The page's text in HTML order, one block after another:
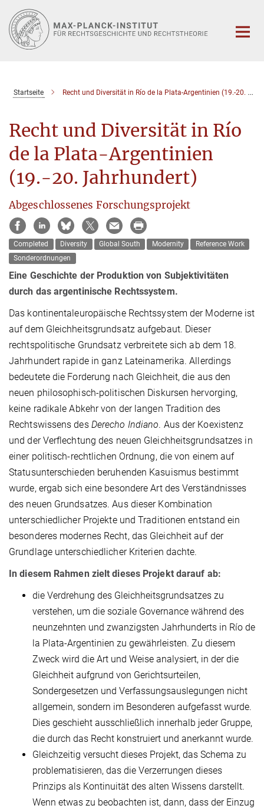
Hauptinhalt
Startseite Recht und Diversität in Río de la Plata-Argentinien (19.-20. Jahrhundert)
Recht und Diversität in Río
de la Plata-Argentinien
(19.-20. Jahrhundert)
Abgeschlossenes Forschungsprojekt
Completed Diversity Global South Modernity
Reference Work
Sonderordnungen
Eine Geschichte der Produktion von Subjektivitäten
durch das argentinische Rechtssystem.
Das kontinentaleuropäische Rechtssystem der Moderne ist
auf dem Gleichheitsgrundsatz aufgebaut. Dieser
rechtspolitische Grundsatz verbreitete sich ab dem 18.
Jahrhundert rapide in ganz Lateinamerika. Allerdings
bedeutete die Forderung nach Gleichheit, die aus den
neuen philosophisch-politischen Diskursen hervorging,
keine radikale Abkehr von der langen Tradition des
Rechtswissens des Derecho Indiano. Aus der Koexistenz
und der Verflechtung des neuen Gleichheitsgrundsatzes in
einer politisch-rechtlichen Ordnung, die von einem auf
Statusunterschieden beruhenden Kasuismus bestimmt
wurde, ergab sich eine besondere Art des Verständnisses
des neuen Grundsatzes. Aus dieser Kombination
unterschiedlicher Projekte und Traditionen entstand ein
besonderes modernes Recht, das Gleichheit auf der
Grundlage unterschiedlicher Kriterien dachte.
In diesem Rahmen zielt dieses Projekt darauf ab:
die Verdrehung des Gleichheitsgrundsatzes zu
verstehen, um die soziale Governance während des
neunzehnten und zwanzigsten Jahrhunderts in Río de
la Plata-Argentinien zu gewährleisten. Zu diesem
Zweck wird die Art und Weise analysiert, in der die
Gleichheit aufgrund von Gerichtsurteilen,
Sondergesetzen und Verfassungsauslegungen nicht
allgemein, sondern im Besonderen aufgefasst wurde.
Dies geschieht ausschließlich innerhalb jeder Gruppe,
die durch das Recht konstruiert und anerkannt wurde.
Gleichzeitig versucht dieses Projekt, das Schema zu
problematisieren, das die Verzerrungen dieses
Prinzips als Kontinuität des alten Wissens darstellt.
Wenn etwas zu beobachten ist, dann, dass der Einzug